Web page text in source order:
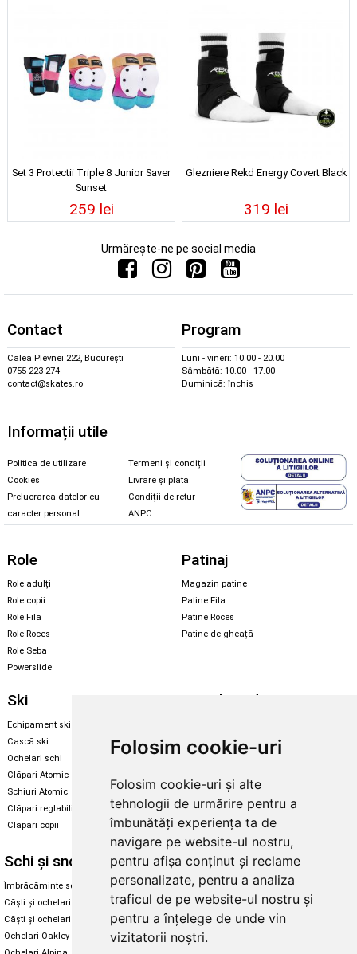
Folosim cookie-uri
Folosim cookie-uri și alte
tehnologii de urmărire pentru a
îmbunătăți experiența ta de
navigare pe website-ul nostru,
pentru afișa conținut și reclame
personalizate, pentru a analiza
traficul de pe website-ul nostru și
pentru a înțelege de unde vin
vizitatorii noștri.
Set 3 Protectii Triple 8 Junior Saver
Sunset
259 lei
Glezniere Rekd Energy Covert Black
319 lei
Urmărește-ne pe social media
Contact
Calea Plevnei 222, București
0755 223 274
contact@skates.ro
Program
Luni - vineri: 10.00 - 20.00
Sâmbătă: 10.00 - 17.00
Duminică: închis
Informații utile
Politica de utilizare
Cookies
Prelucrarea datelor cu
caracter personal
Termeni și condiții
Livrare și plată
Condiții de retur
ANPC
Role
Role adulți
Role copii
Role Fila
Role Roces
Role Seba
Powerslide
Patinaj
Magazin patine
Patine Fila
Patine Roces
Patine de gheață
Ski
Echipament ski
Cască ski
Ochelari schi
Clăpari Atomic
Schiuri Atomic
Clăpari reglabili
Clăpari copii
Snowboard
Echipament snowboard
Legături Rome SDS
Skate & longboard
Enuff Skateboards
Schi și snowboard
Îmbrăcăminte schi și snowboard
Căști și ochelari de iarnă
Căști și ochelari Alpina
Ochelari Oakley
Diverse
Cum aleg rolele
Cum aleg ochelarii
Ochelari de soare Oakley
Ochelari de soare Alpina